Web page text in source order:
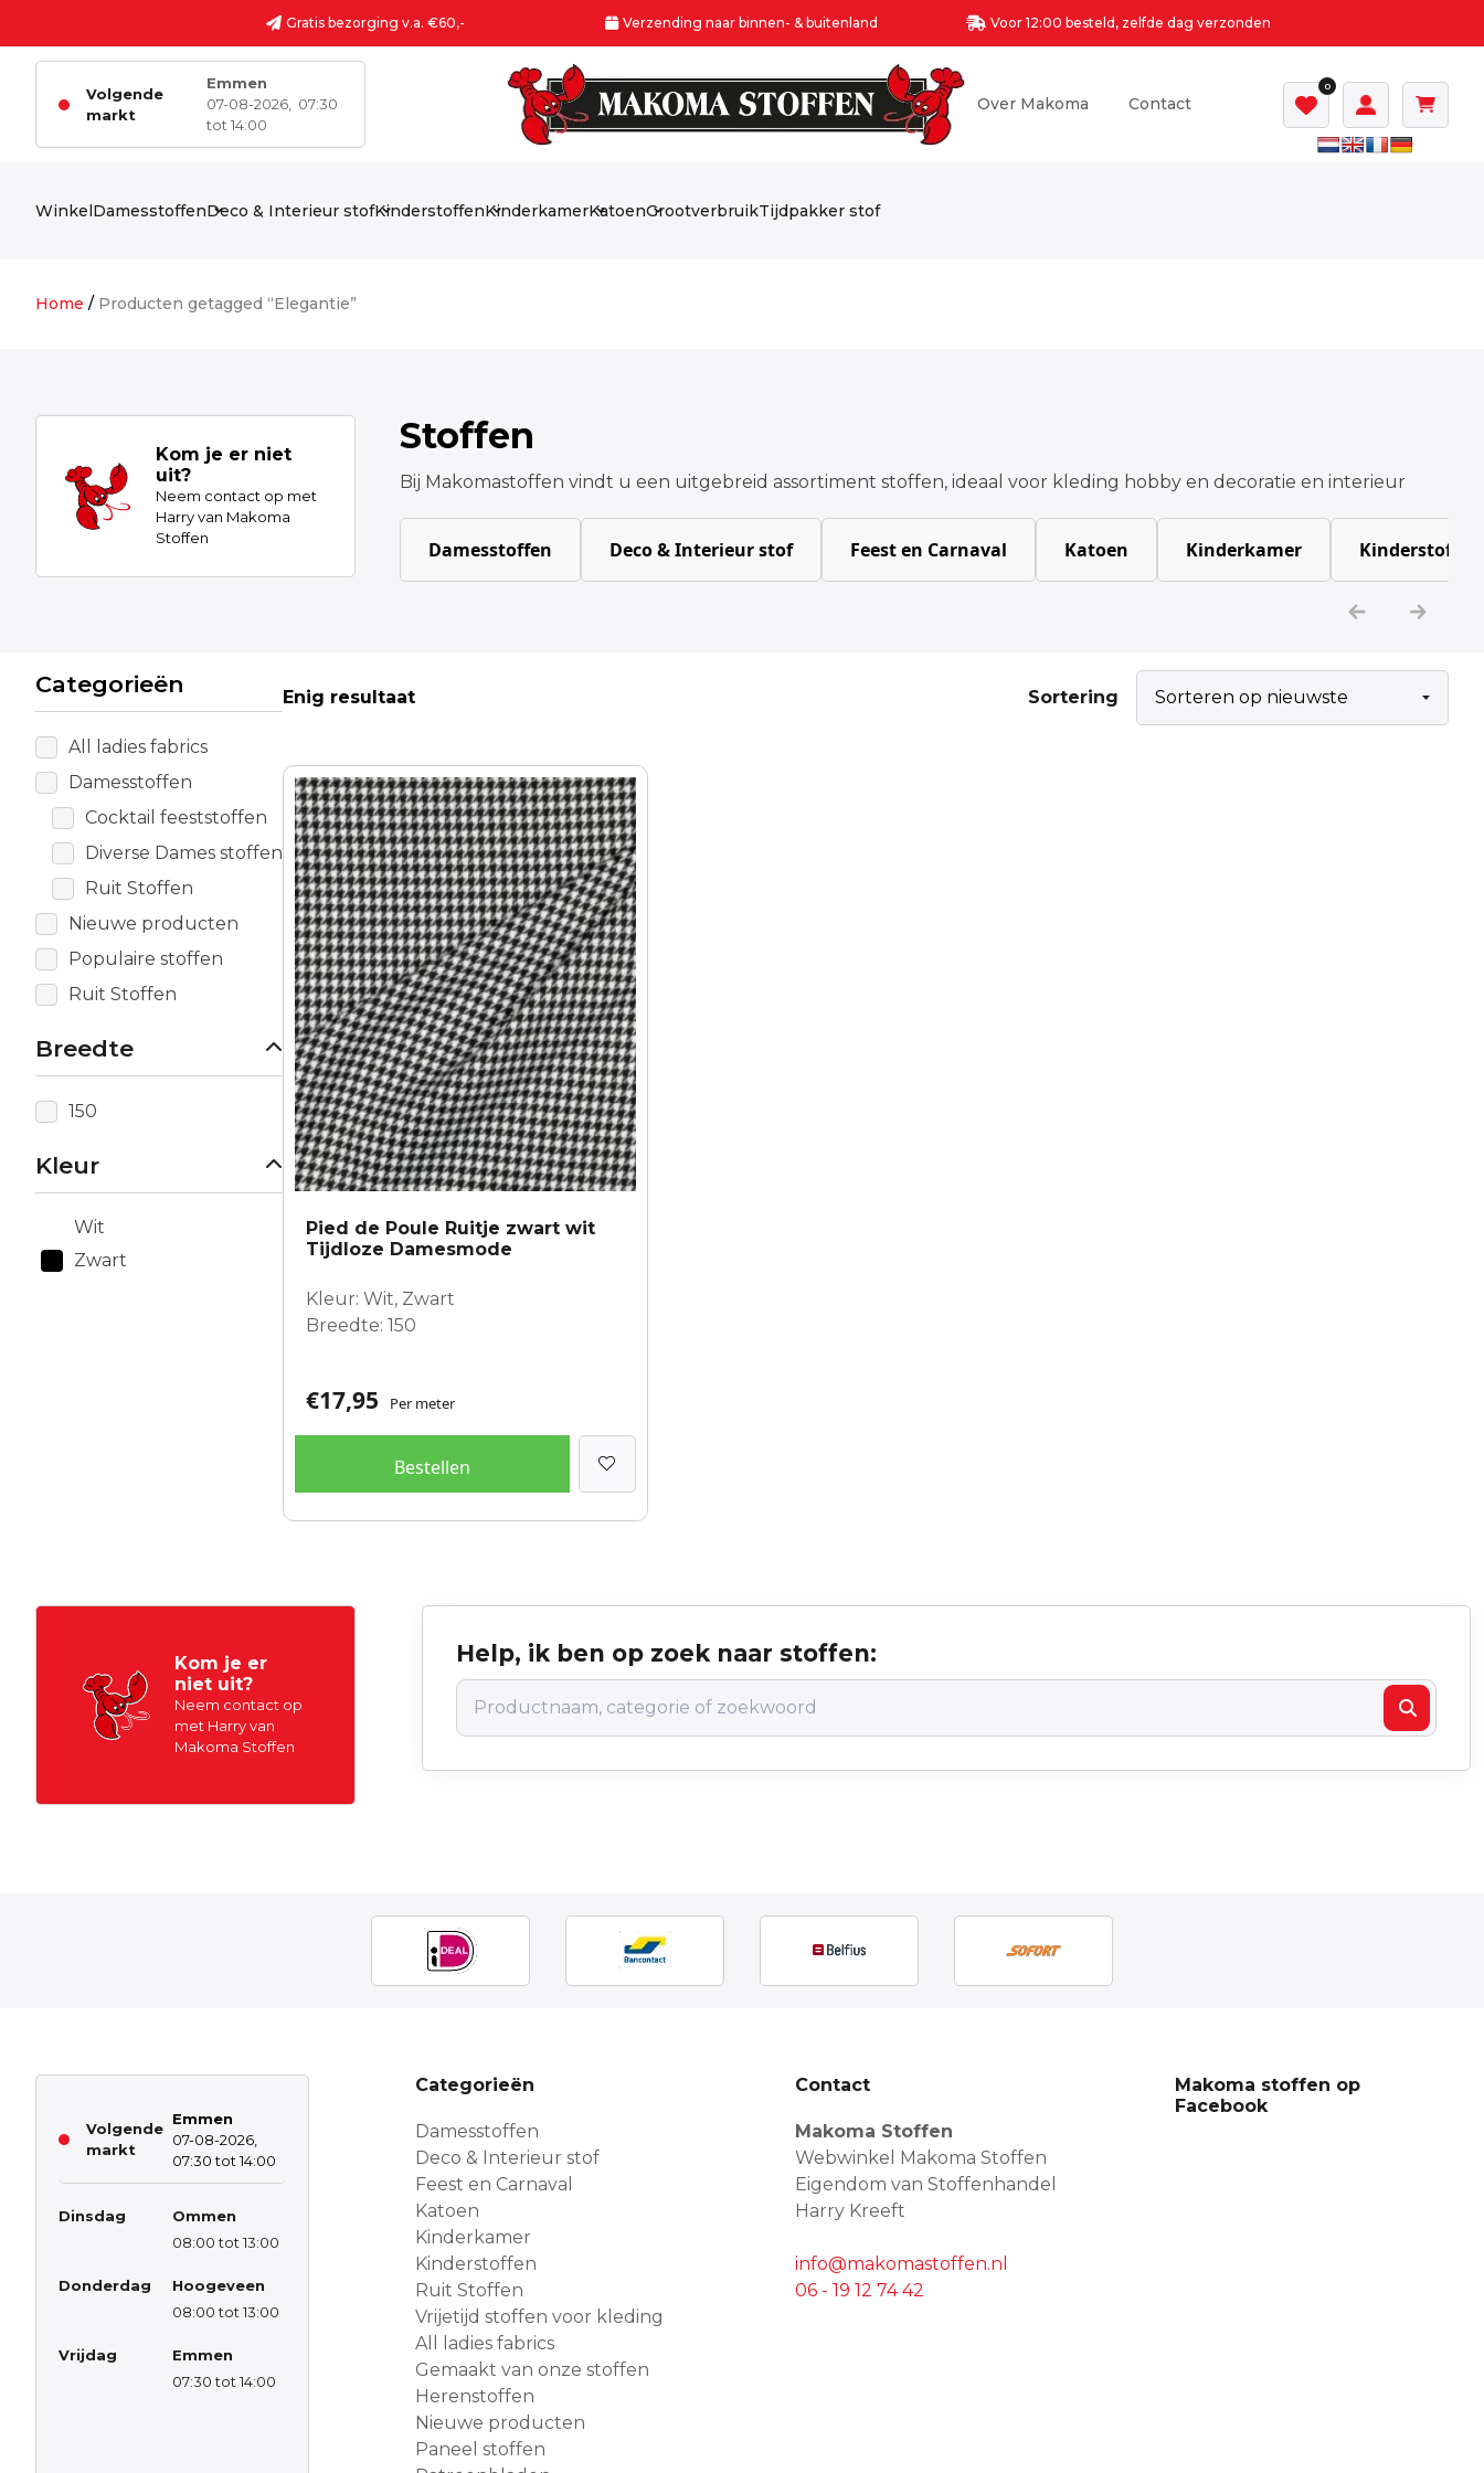
Gratis bezorging v.a. €60,- Verzending naar binnen- & buitenland Voor 12:00 besteld, zelfde dag verzonden
Volgende
markt
Emmen
07-08-2026,
07:30
tot 14:00
Over Makoma Contact
0
WinkelDamesstoffenDeco & Interieur stofKinderstoffenKinderkamerKatoenGrootverbruikTijdpakker stof
Home / Producten getagged “Elegantie”
Kom je er niet
uit?
Neem contact op met
Harry van Makoma
Stoffen
Stoffen
Bij Makomastoffen vindt u een uitgebreid assortiment stoffen, ideaal voor kleding hobby en decoratie en interieur
Damesstoffen Deco & Interieur stof Feest en Carnaval Katoen Kinderkamer Kinderstoffen
Categorieën
All ladies fabrics
Damesstoffen
Cocktail feeststoffen
Diverse Dames stoffen
Ruit Stoffen
Nieuwe producten
Populaire stoffen
Ruit Stoffen
Breedte
150
Kleur
Wit
Zwart
Enig resultaat Sortering
Pied de Poule Ruitje zwart wit
Tijdloze Damesmode
Kleur: Wit, Zwart
Breedte: 150
€17,95 Per meter
Bestellen
Kom je er
niet uit?
Neem contact op
met Harry van
Makoma Stoffen
Help, ik ben op zoek naar stoffen:
Volgende
markt
Emmen
07-08-2026,
07:30 tot 14:00
Dinsdag
Ommen
08:00 tot 13:00
Donderdag
Hoogeveen
08:00 tot 13:00
Vrijdag
Emmen
07:30 tot 14:00
Categorieën
Damesstoffen
Deco & Interieur stof
Feest en Carnaval
Katoen
Kinderkamer
Kinderstoffen
Ruit Stoffen
Vrijetijd stoffen voor kleding
All ladies fabrics
Gemaakt van onze stoffen
Herenstoffen
Nieuwe producten
Paneel stoffen
Contact
Makoma Stoffen
Webwinkel Makoma Stoffen
Eigendom van Stoffenhandel
Harry Kreeft
info@makomastoffen.nl
06 - 19 12 74 42
Makoma stoffen op
Facebook